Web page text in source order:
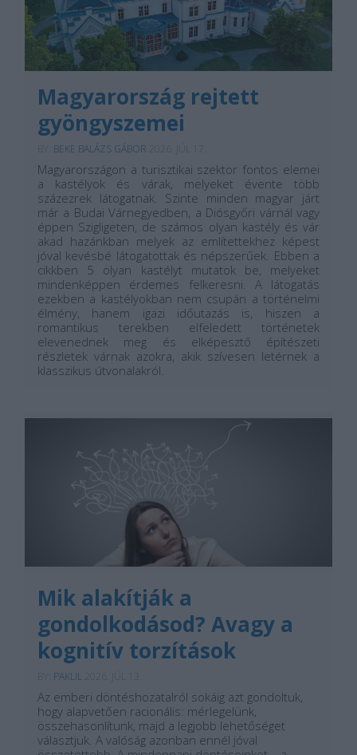
Magyarország rejtett
gyöngyszemei
BEKE BALÁZS GÁBOR
Magyarországon a turisztikai szektor fontos elemei
a kastélyok és várak, melyeket évente több
százezrek látogatnak. Szinte minden magyar járt
már a Budai Várnegyedben, a Diósgyőri várnál vagy
éppen Szigligeten, de számos olyan kastély és vár
akad hazánkban melyek az említettekhez képest
jóval kevésbé látogatottak és népszerűek. Ebben a
cikkben 5 olyan kastélyt mutatok be, melyeket
mindenképpen érdemes felkeresni. A látogatás
ezekben a kastélyokban nem csupán a történelmi
élmény, hanem igazi időutazás is, hiszen a
romantikus terekben elfeledett történetek
elevenednek meg és elképesztő építészeti
részletek várnak azokra, akik szívesen letérnek a
klasszikus útvonalakról.
Mik alakítják a
gondolkodásod? Avagy a
kognitív torzítások
PAKLIL
Az emberi döntéshozatalról sokáig azt gondoltuk,
hogy alapvetően racionális: mérlegelünk,
összehasonlítunk, majd a legjobb lehetőséget
választjuk. A valóság azonban ennél jóval